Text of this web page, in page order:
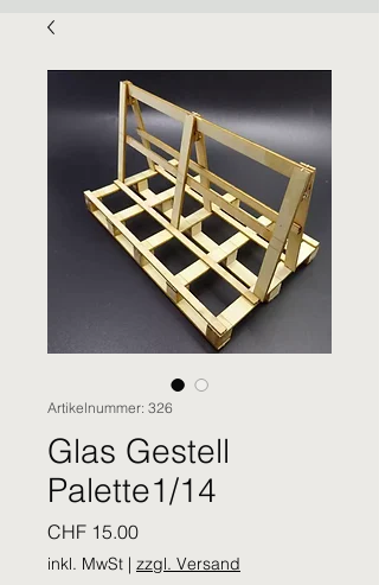
Artikelnummer: 326
Glas Gestell
Palette1/14
CHF 15.00Preis
inkl. MwSt | zzgl. Versand